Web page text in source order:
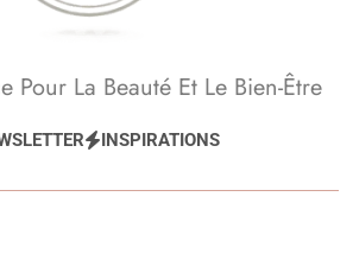
Esthétique,
Âge
Pour La Beauté Et Le Bien-Être
INSPIRATIONS